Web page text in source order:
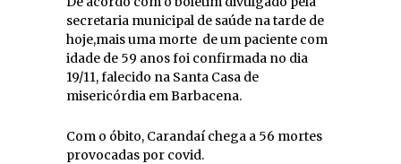
secretaria municipal de saúde na tarde de
hoje,mais uma morte de um paciente com
idade de 59 anos foi confirmada no dia
19/11, falecido na Santa Casa de
misericórdia em Barbacena.
Com o óbito, Carandaí chega a 56 mortes
provocadas por covid.